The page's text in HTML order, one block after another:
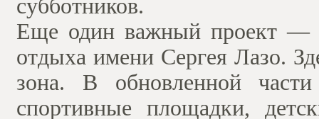
субботников.
Еще один важный проект —
отдыха имени Сергея Лазо.
зона. В обновленной
спортивные площадки,